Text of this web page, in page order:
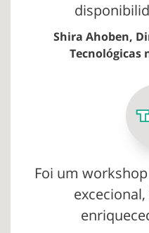
Shira Ahoben,
Tecnológicas
Foi um